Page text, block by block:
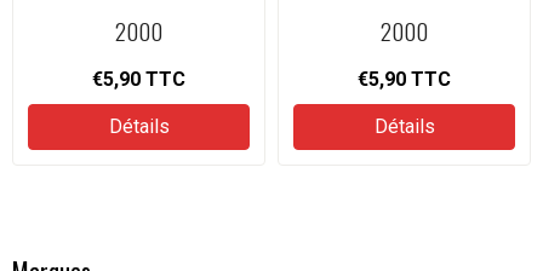
2000
€5,90 TTC
Détails
2000
€5,90 TTC
Détails